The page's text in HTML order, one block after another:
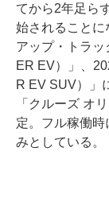
てから2年足ら
始されることに
アップ・トラ
ER EV）」、
R EV SUV）」
「クルーズ オ
定。フル稼働
みとしている。